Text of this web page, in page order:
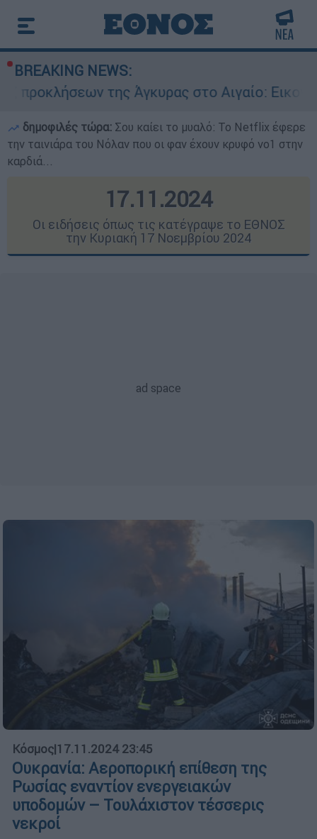
BREAKING NEWS:
της Άγκυρας στο Αιγαίο: Εικονική
δημοφιλές τώρα: Σου καίει το μυαλό: Το Netflix έφερε
την ταινιάρα του Νόλαν που οι φαν έχουν κρυφό νο1 στην
καρδιά...
17.11.2024
Οι ειδήσεις όπως τις κατέγραψε το ΕΘΝΟΣ
την Κυριακή 17 Νοεμβρίου 2024
Κόσμος|17.11.2024 23:45
Ουκρανία: Αεροπορική επίθεση της
Ρωσίας εναντίον ενεργειακών
υποδομών – Τουλάχιστον τέσσερις
νεκροί